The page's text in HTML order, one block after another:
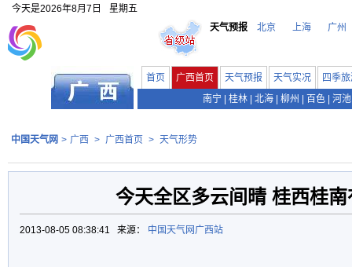
今天是2026年8月7日
星期五
天气预报
北京 上海 广州
首页 广西首页 天气预报 天气实况
四季
南宁
桂林 北海 柳州 百色 河池
中国天气网 > 广西 > 广西首页 > 天气形势
今天全区多云间晴 桂西桂南
2013-08-05 08:38:41 来源： 中国天气网广西站